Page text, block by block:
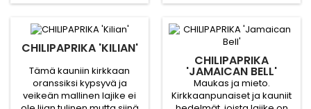
CHILIPAPRIKA 'KILIAN'
Tämä kauniin kirkkaan
oranssiksi kypsyvä ja
veikeän mallinen lajike ei
CHILIPAPRIKA
'JAMAICAN BELL'
Maukas ja mieto.
Kirkkaanpunaiset ja kauniit